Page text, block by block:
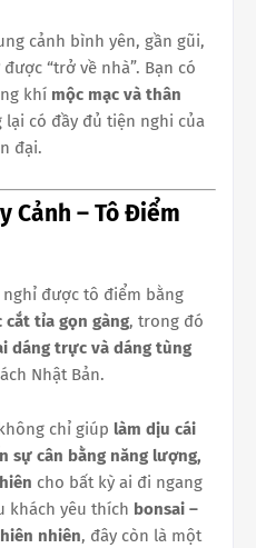
cảnh bình yên, gần gũi,
“trở về nhà”. Bạn có
khí mộc mạc và thân
lại có đầy đủ tiện nghi của
đại.
Cảnh – Tô Điểm
được tô điểm bằng
cắt tỉa gọn gàng, trong đó
dáng trực và dáng tùng
Nhật Bản.
chỉ giúp làm dịu cái
sự cân bằng năng lượng,
cho bất kỳ ai đi ngang
khách yêu thích bonsai –
nhiên, đây còn là một